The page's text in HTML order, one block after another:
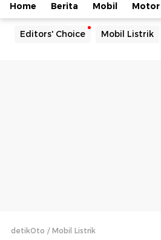
Home Berita Mobil Motor
Editors' Choice Mobil Listrik
detikOto Mobil Listrik